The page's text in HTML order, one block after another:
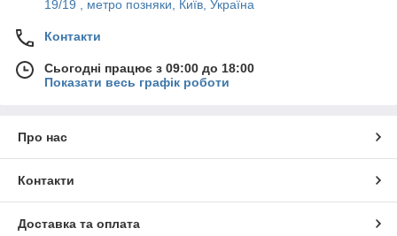
19/19 , метро позняки, Київ, Україна
Контакти
Сьогодні працює з 09:00 до 18:00
Показати весь графік роботи
Про нас
Контакти
Доставка та оплата